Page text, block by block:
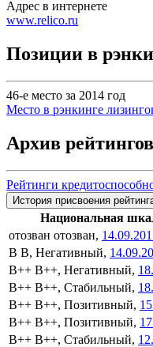
Адрес в интернете
www.relico.ru
Позиции в
46-е место за 2014 год
Место в рэнкинге
Архив рейтингов
Рейтинги
История присвоения
Национальная
отозван отозван,
B B, Негативный,
B++ B++, Негативный,
B++ B++, Стабильный,
B++ B++, Позитивный,
B++ B++, Позитивный,
B++ B++, Стабильный,